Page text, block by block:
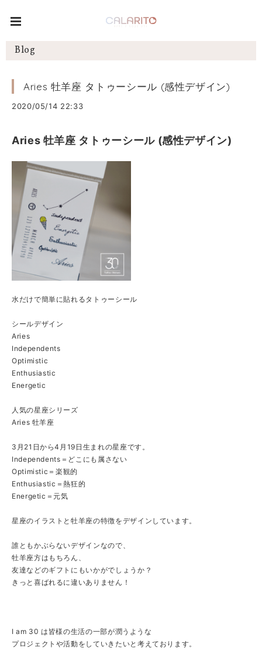
Blog
Aries 牡羊座 タトゥーシール (感性デザイン)
2020/05/14 22:33
Aries 牡羊座 タトゥーシール (感性デザイン)
水だけで簡単に貼れるタトゥーシール
シールデザイン
Aries
Independents
Optimistic
Enthusiastic
Energetic
人気の星座シリーズ
Aries 牡羊座
3月21日から4月19日生まれの星座です。
Independents＝どこにも属さない
Optimistic＝楽観的
Enthusiastic＝熱狂的
Energetic＝元気
星座のイラストと牡羊座の特徴をデザインしています。
誰ともかぶらないデザインなので、
牡羊座方はもちろん、
友達などのギフトにもいかがでしょうか？
きっと喜ばれるに違いありません！
I am 30 は皆様の生活の一部が潤うような
プロジェクトや活動をしていきたいと考えております。